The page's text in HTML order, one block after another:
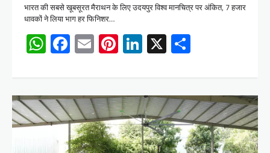
भारत की सबसे खूबसूरत मैराथन के लिए उदयपुर विश्व मानचित्र पर अंकित, 7 हजार
धावकों ने लिया भाग हर फिनिशर…
WhatsApp
Facebook
EmailPinterest
LinkedIn
X